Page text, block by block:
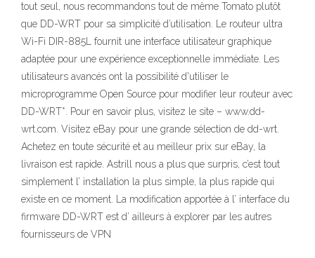
tout seul, nous recommandons tout de même Tomato plutôt
que DD-WRT pour sa simplicité d’utilisation. Le routeur ultra
Wi-Fi DIR-885L fournit une interface utilisateur graphique
adaptée pour une expérience exceptionnelle immédiate. Les
utilisateurs avancés ont la possibilité d'utiliser le
microprogramme Open Source pour modifier leur routeur avec
DD-WRT*. Pour en savoir plus, visitez le site – www.dd-
wrt.com. Visitez eBay pour une grande sélection de dd-wrt.
Achetez en toute sécurité et au meilleur prix sur eBay, la
livraison est rapide. Astrill nous a plus que surpris, c’est tout
simplement l’ installation la plus simple, la plus rapide qui
existe en ce moment. La modification apportée à l’ interface du
firmware DD-WRT est d’ ailleurs à explorer par les autres
fournisseurs de VPN